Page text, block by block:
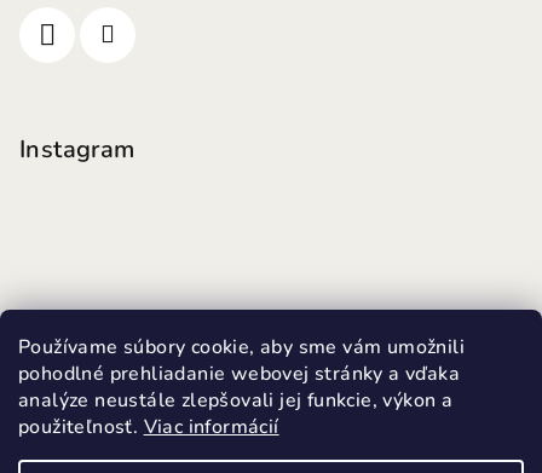
Používame súbory cookie, aby sme vám umožnili
pohodlné prehliadanie webovej stránky a vďaka
analýze neustále zlepšovali jej funkcie, výkon a
použiteľnosť. Viac informácií
Instagram
Sledovať na Instagrame